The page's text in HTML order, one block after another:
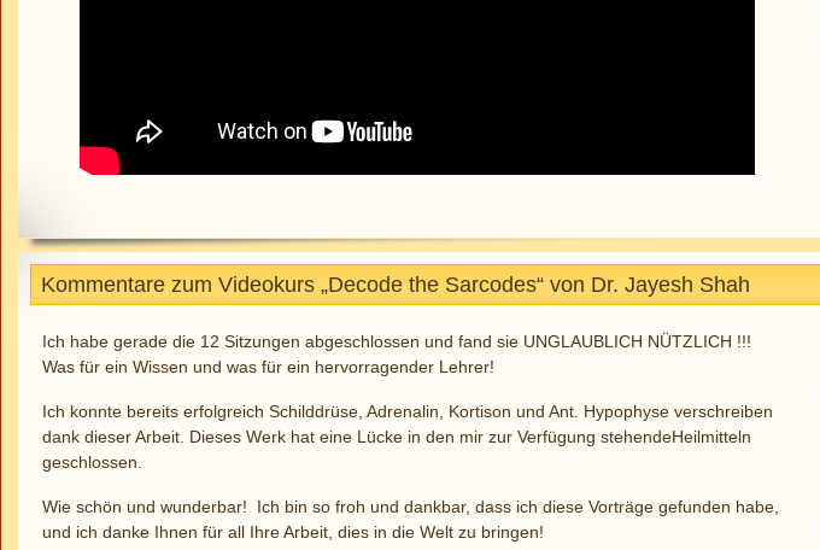
Kommentare zum Videokurs „Decode the Sarcodes“ von Dr. Jayesh Shah
Ich habe gerade die 12 Sitzungen abgeschlossen und fand sie UNGLAUBLICH NÜTZLICH !!!
Was für ein Wissen und was für ein hervorragender Lehrer!
Ich konnte bereits erfolgreich Schilddrüse, Adrenalin, Kortison und Ant. Hypophyse verschreiben
dank dieser Arbeit. Dieses Werk hat eine Lücke in den mir zur Verfügung stehendeHeilmitteln
geschlossen.
Wie schön und wunderbar! Ich bin so froh und dankbar, dass ich diese Vorträge gefunden habe,
und ich danke Ihnen für all Ihre Arbeit, dies in die Welt zu bringen!